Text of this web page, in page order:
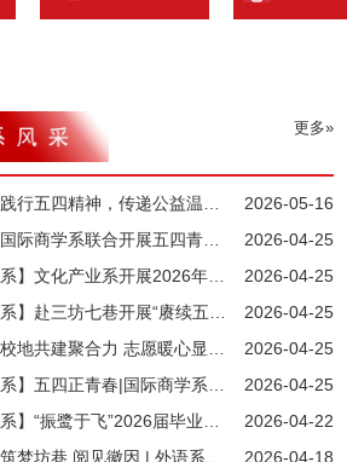
更多»
2026-05-16
管理学系与国际商学系联合开展五四青年节主题学习活动
2026-04-25
【文化产业系】文化产业系开展2026年“书香邵武·用阅读点亮城市”世界读书日活动
2026-04-25
2026-04-25
2026-04-25
2026-04-25
2026-04-22
2026-04-18